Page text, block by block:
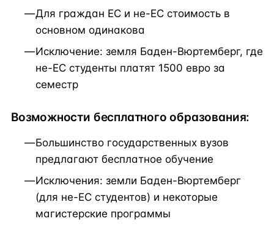
Для граждан ЕС и не-ЕС стоимость в
основном одинакова
Исключение: земля Баден-Вюртемберг, где
не-ЕС студенты платят 1500 евро за
семестр
Возможности бесплатного образования:
Большинство государственных вузов
предлагают бесплатное обучение
Исключения: земли Баден-Вюртемберг
(для не-ЕС студентов) и некоторые
магистерские программы